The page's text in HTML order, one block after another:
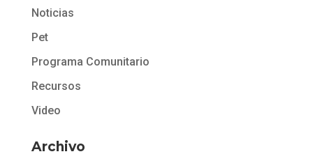
Noticias
Pet
Programa Comunitario
Recursos
Video
Archivo